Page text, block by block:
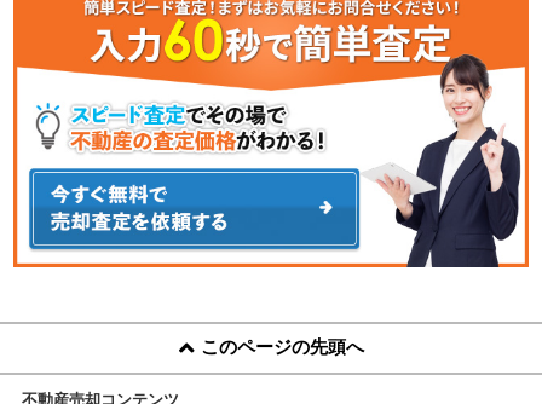
このページの先頭へ
不動産売却コンテンツ